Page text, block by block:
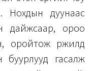
Нохдын дуунаас
дайжсаар, ороо
оройтож үржилд
гасалж